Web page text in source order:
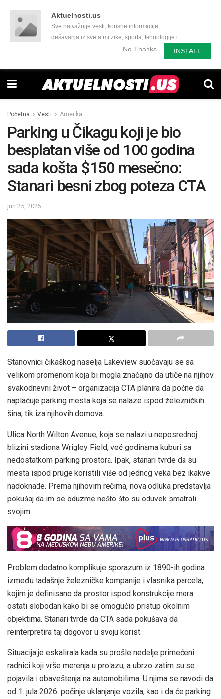
Aktuelnosti.us
Sve najvažnije vesti, korisne informacije,
dešavanja iz sveta muzike, sporta, tehnologije i
još mnogo toga zanimljivog.No Thanks INSTALL
Početna Vesti Amerika
Parking u Čikagu koji je bio
besplatan više od 100 godina
sada košta $150 mesečno:
Stanari besni zbog poteza CTA
jun 25, 2026
Stanovnici čikaškog naselja Lakeview suočavaju se sa
velikom promenom koja bi mogla značajno da utiče na njihov
svakodnevni život – organizacija CTA planira da počne da
naplaćuje parking mesta koja se nalaze ispod železničkih
šina, tik iza njihovih domova.
Ulica North Wilton Avenue, koja se nalazi u neposrednoj
blizini stadiona Wrigley Field, već godinama kuburi sa
nedostatkom parking prostora. Ipak, stanari tvrde da su
mesta ispod pruge koristili više od jednog veka bez ikakve
nadoknade. Prema njihovim rečima, nova odluka predstavlja
pokušaj da im se oduzme nešto što su oduvek smatrali
svojim.
Problem dodatno komplikuje sporazum iz 1890-ih godina
između tadašnje železničke kompanije i vlasnika parcela,
kojim je definisano da prostor ispod konstrukcije mora
ostati slobodan kako bi se omogućio pristup okolnim
objektima. Stanari tvrde da CTA sada pokušava da
reinterpretira taj dogovor u svoju korist.
Situacija je eskalirala kada su prošle nedelje primećeni
radnici koji vrše merenja u prolazu, a ubrzo zatim su se
pojavila i obaveštenja na automobilima. U njima se navodi da
od 1. jula 2026. počinje uklanjanje vozila, kao i da će parking